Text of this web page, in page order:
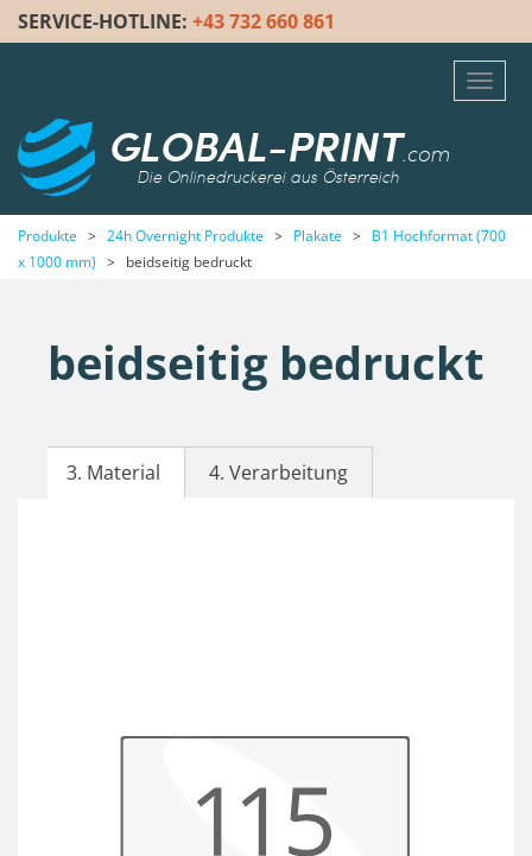
SERVICE-HOTLINE: +43 732 660 861
GLOBAL-PRINT.com
Die Onlinedruckerei aus Österreich
Produkte > 24h Overnight Produkte > Plakate >
B1 Hochformat (700
x 1000 mm) > beidseitig bedruckt
beidseitig bedruckt
3. Material 4. Verarbeitung